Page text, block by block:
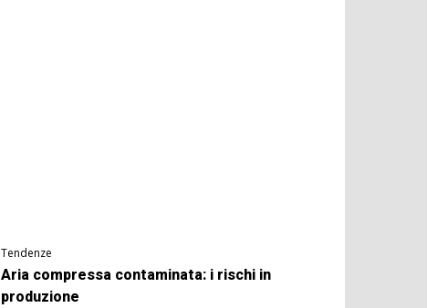
Tendenze
Aria compressa contaminata: i rischi in
produzione